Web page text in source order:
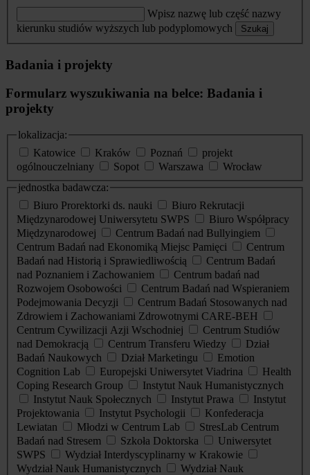
Wpisz nazwę lub część nazwy
kierunku studiów wyższych lub podyplomowych
Szukaj
Badania i projekty
Formularz wyszukiwania na belce: Badania i
projekty
lokalizacja:
Katowice
Kraków Poznań
projekt
ogólnouczelniany
Sopot Warszawa
Wrocław
jednostka badawcza:
Biuro Prorektorki ds. nauki
Biuro Rekrutacji
Międzynarodowej Uniwersytetu SWPS
Biuro Współpracy
Międzynarodowej
Centrum Badań nad Bullyingiem
Centrum Badań nad Ekonomiką Miejsc Pamięci
Centrum
Badań nad Historią i Sprawiedliwością
Centrum Badań
nad Poznaniem i Zachowaniem
Centrum badań nad
Rozwojem Osobowości
Centrum Badań nad Wspieraniem
Podejmowania Decyzji
Centrum Badań Stosowanych nad
Zdrowiem i Zachowaniami Zdrowotnymi CARE-BEH
Centrum Cywilizacji Azji Wschodniej
Centrum Studiów
nad Demokracją
Centrum Transferu Wiedzy
Dział
Badań Naukowych
Dział Marketingu
Emotion
Cognition Lab
Europejski Uniwersytet Viadrina
Health
Coping Research Group
Instytut Nauk Humanistycznych
Instytut Nauk Społecznych
Instytut Prawa
Instytut
Projektowania
Instytut Psychologii
Konfederacja
Lewiatan
Młodzi w Centrum Lab
StresLab Centrum
Badań nad Stresem
Szkoła Doktorska
Uniwersytet
SWPS
Wydział Interdyscyplinarny w Krakowie
Wydział Nauk Humanistycznych
Wydział Nauk